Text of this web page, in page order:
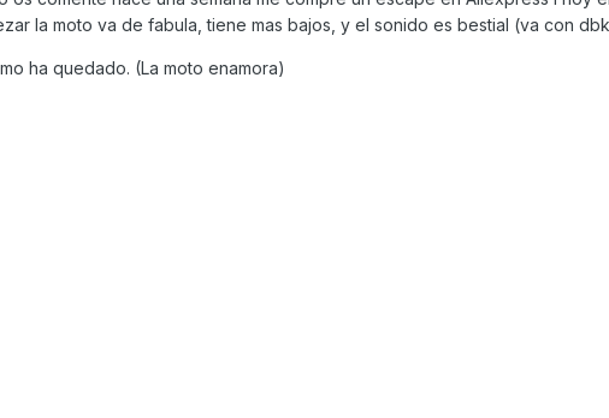
la moto va de fabula, tiene mas bajos, y el sonido es bestial (va con
ha quedado. (La moto enamora)